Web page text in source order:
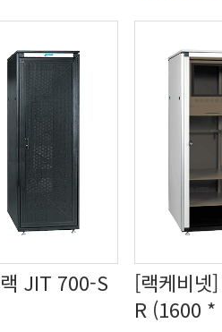
R (1600